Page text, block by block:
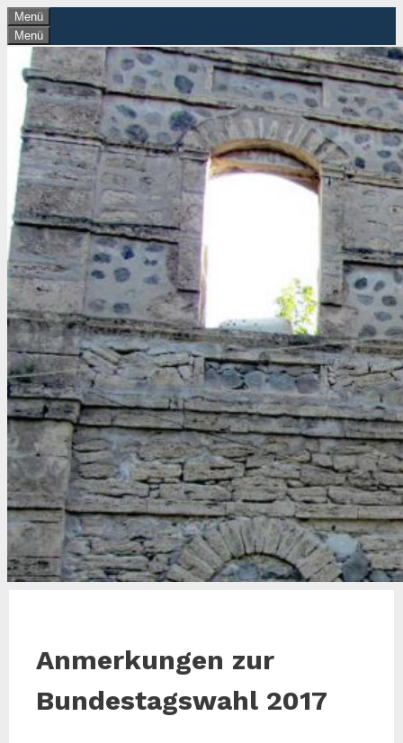
Zum
Inhalt
springen
Menü
Menü
Anmerkungen zur
Bundestagswahl 2017